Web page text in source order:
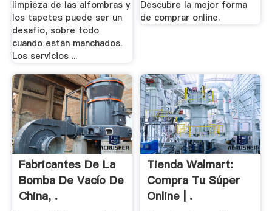
limpieza de las alfombras y
los tapetes puede ser un
desafío, sobre todo
cuando están manchados.
Los servicios ...
Descubre la mejor forma
de comprar online.
Fabricantes De La
Bomba De Vacío De
China, .
Tienda Walmart:
Compra Tu Súper
Online | .